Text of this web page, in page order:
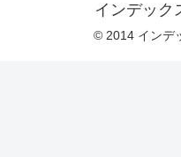
インデック
© 2014 インデ